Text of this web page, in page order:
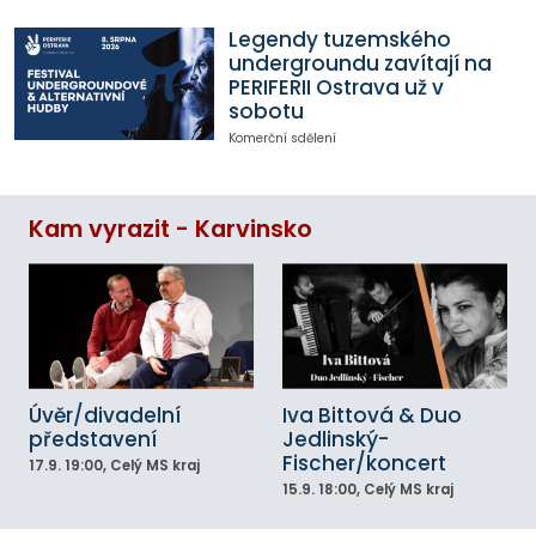
Legendy tuzemského
undergroundu zavítají na
PERIFERII Ostrava už v
sobotu
Komerční sdělení
Kam vyrazit - Karvinsko
Úvěr/divadelní
představení
17.9. 19:00, Celý MS kraj
Iva Bittová & Duo
Jedlinský-
Fischer/koncert
15.9. 18:00, Celý MS kraj